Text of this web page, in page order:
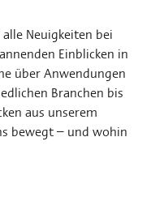
Neuigkeiten bei
Einblicken in
über Anwendungen
Branchen bis
aus unserem
bewegt – und wohin